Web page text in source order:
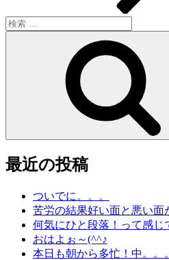
検
索:
最近の投稿
ついでに。。。
苦労の結果好い面と悪い面
何気にひと段落！って感じ
おはよぉ～(^^♪
本日も朝から多忙！中。。